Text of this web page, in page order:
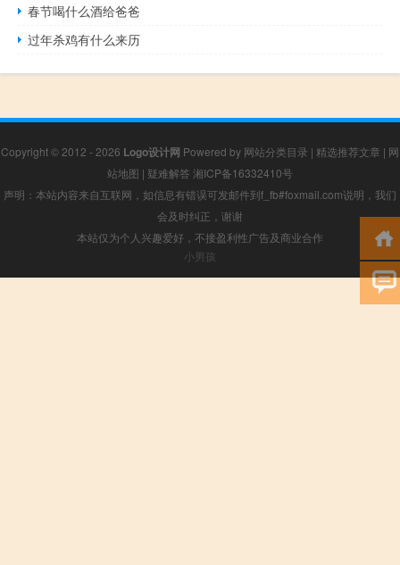
春节喝什么酒给爸爸
过年杀鸡有什么来历
Copyright © 2012 - 2026 Logo设计网 Powered by 网站分类目录 | 精选推荐文章 | 网
站地图 | 疑难解答 湘ICP备16332410号
声明：本站内容来自互联网，如信息有错误可发邮件到f_fb#foxmail.com说明，我们
会及时纠正，谢谢
本站仅为个人兴趣爱好，不接盈利性广告及商业合作
小男孩